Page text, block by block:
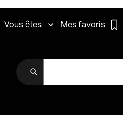
Vous êtes Mes favoris